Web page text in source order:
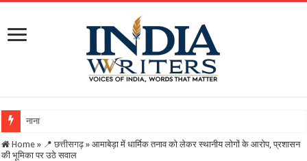
नाना के हत्यारे 2 नातियों को उम्रक
Home » 📍 छत्तीसगढ़ » आमाबेड़ा में धार्मिक तनाव को लेकर स्थानीय लोगों के आरोप, प्रशासन
की भूमिका पर उठे सवाल